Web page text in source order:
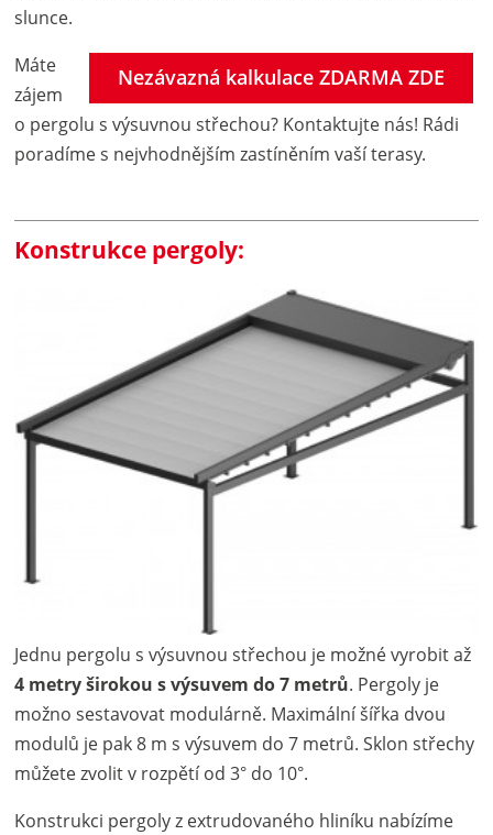
slunce.
Nezávazná kalkulace ZDARMA ZDE
Máte
zájem
o pergolu s výsuvnou střechou? Kontaktujte nás! Rádi
poradíme s nejvhodnějším zastíněním vaší terasy.
Konstrukce pergoly:
Jednu pergolu s výsuvnou střechou je možné vyrobit až
4 metry širokou s výsuvem do 7 metrů. Pergoly je
možno sestavovat modulárně. Maximální šířka dvou
modulů je pak 8 m s výsuvem do 7 metrů. Sklon střechy
můžete zvolit v rozpětí od 3° do 10°.
Konstrukci pergoly z extrudovaného hliníku nabízíme